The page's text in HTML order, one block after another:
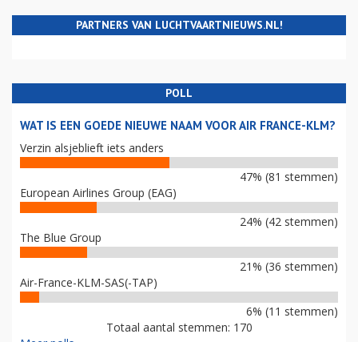
PARTNERS VAN LUCHTVAARTNIEUWS.NL!
POLL
WAT IS EEN GOEDE NIEUWE NAAM VOOR AIR FRANCE-KLM?
Verzin alsjeblieft iets anders
47% (81 stemmen)
European Airlines Group (EAG)
24% (42 stemmen)
The Blue Group
21% (36 stemmen)
Air-France-KLM-SAS(-TAP)
6% (11 stemmen)
Totaal aantal stemmen: 170